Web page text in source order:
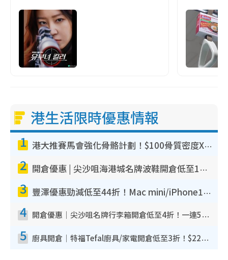
港生活限時優惠情報
1 港大推賽馬會強化骨骼計劃！$100骨質密度X光檢查 完成免費運動訓練送超市禮券！附參加資格
2 開倉優惠 | 尖沙咀海港城名牌波鞋開倉低至1折！On鞋$899起／Joy&Peace鞋履$98起
3 豐澤優惠勁減低至44折！Mac mini/iPhone17Pro大減價！廚房家電$220起
4 開倉優惠｜尖沙咀名牌行李箱開倉低至4折！一連5日 American Tourister/ace./Hallmark $200起！
5 廚具開倉｜特福Tefal廚具/家電開倉低至3折！$220起買平底鍋/炒鑊/湯煲！電飯煲/吸塵機/燙斗$418起